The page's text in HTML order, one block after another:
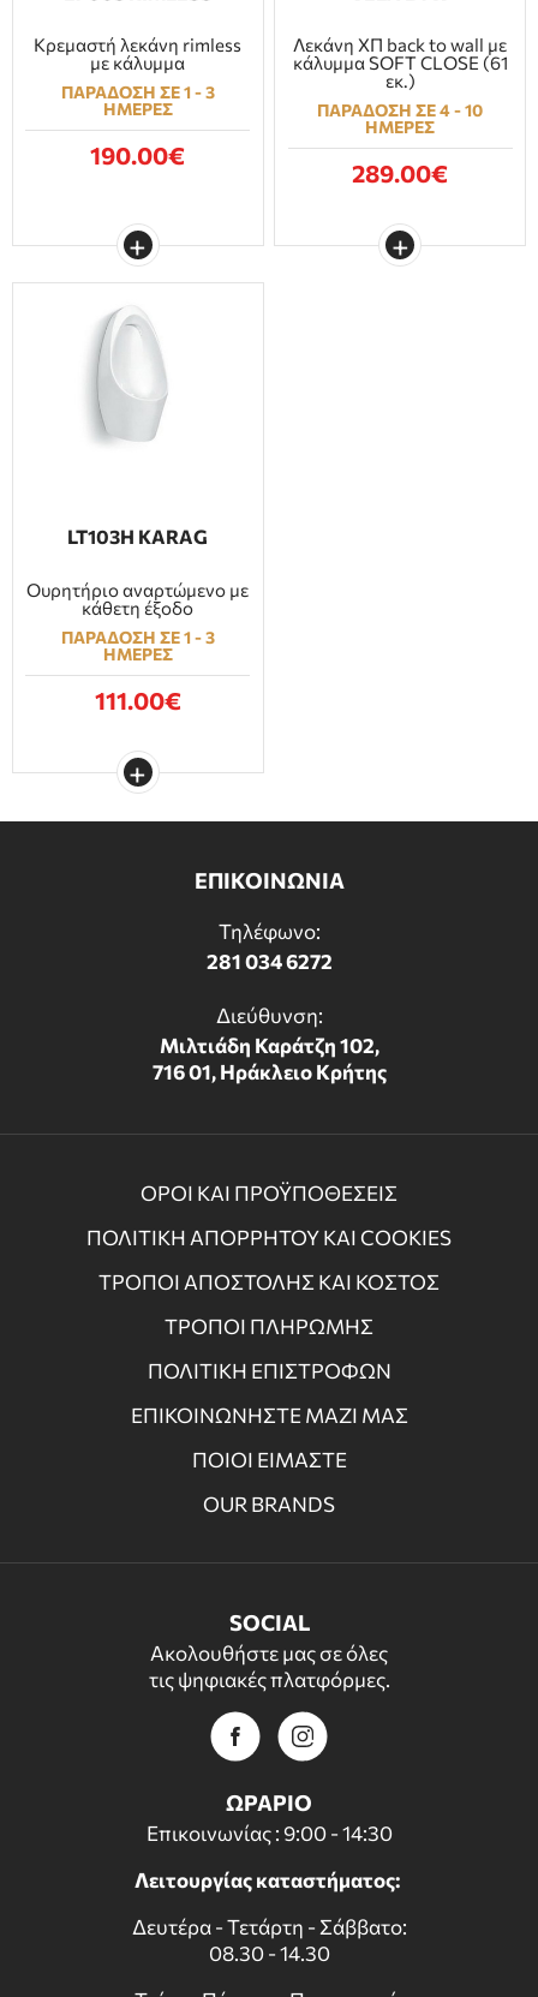
Κρεμαστή λεκάνη rimless
με κάλυμμα
ΠΑΡΑΔΟΣΗ ΣΕ 1 - 3
ΗΜΕΡΕΣ
190.00€
Λεκάνη ΧΠ back to wall με
κάλυμμα SOFT CLOSE (61
εκ.)
ΠΑΡΑΔΟΣΗ ΣΕ 4 - 10
ΗΜΕΡΕΣ
289.00€
LT103H KARAG
Ουρητήριο αναρτώμενο με
κάθετη έξοδο
ΠΑΡΑΔΟΣΗ ΣΕ 1 - 3
ΗΜΕΡΕΣ
111.00€
ΕΠΙΚΟΙΝΩΝΙΑ
Τηλέφωνο:
281 034 6272
Διεύθυνση:
Μιλτιάδη Καράτζη 102,
716 01, Ηράκλειο Κρήτης
ΟΡΟΙ ΚΑΙ ΠΡΟΫΠΟΘΕΣΕΙΣ
ΠΟΛΙΤΙΚΗ ΑΠΟΡΡΗΤΟΥ ΚΑΙ COOKIES
ΤΡΟΠΟΙ ΑΠΟΣΤΟΛΗΣ ΚΑΙ ΚΟΣΤΟΣ
ΤΡΟΠΟΙ ΠΛΗΡΩΜΗΣ
ΠΟΛΙΤΙΚΗ ΕΠΙΣΤΡΟΦΩΝ
ΕΠΙΚΟΙΝΩΝΗΣΤΕ ΜΑΖΙ ΜΑΣ
ΠΟΙΟΙ ΕΙΜΑΣΤΕ
OUR BRANDS
SOCIAL
Ακολουθήστε μας σε όλες
τις ψηφιακές πλατφόρμες.
ΩΡΑΡΙΟ
Επικοινωνίας : 9:00 - 14:30
Λειτουργίας καταστήματος:
Δευτέρα - Τετάρτη - Σάββατο:
08.30 - 14.30